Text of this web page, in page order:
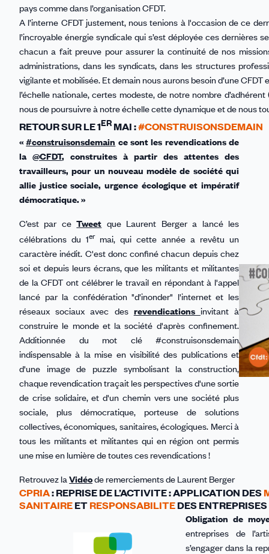
pays comme dans l’organisation CFDT.
A l’interne CFDT justement, nous tenions à l'occasion de ce
l’incroyable énergie syndicale qui s’est déployée ces dernières
chacun a fait preuve pour assurer la continuité de nos
administrations, dans les syndicats, dans les structures
vigilante et mobilisée. Et demain nous aurons besoin d’une
l’échelle nationale, certes modeste, de notre nombre
nous de poursuivre à notre échelle cette dynamique et de nous
RETOUR SUR LE 1ER MAI :#CONSTRUISONSDEMAIN
«#construisonsdemain ce sont les revendications de
la @CFDT, construites à partir des attentes des
travailleurs, pour un nouveau modèle de société qui
allie justice sociale, urgence écologique et impératif
démocratique. »
C’est par ceTweet que Laurent Berger a lancé les
célébrations du 1ermai, qui cette année a revêtu un
caractère inédit. C'est donc confiné chacun depuis chez
soi et depuis leurs écrans, que les militants et militantes
de la CFDT ont célébrer le travail en répondant à l'appel
lancé par la confédération "d'inonder" l'internet et les
réseaux sociaux avec des revendications invitant à
construire le monde et la société d'après confinement.
Additionnée du mot clé #construisonsdemain
indispensable à la mise en visibilité des publications et
d'une image de puzzle symbolisant la construction,
chaque revendication traçait les perspectives d'une sortie
de crise solidaire, et d'un chemin vers une société plus
sociale, plus démocratique, porteuse de solutions
collectives, économiques, sanitaires, écologiques. Merci à
tous les militants et militantes qui en région ont permis
une mise en lumière de toutes ces revendications !
Retrouvez laVidéode remerciements de Laurent Berger
CPRIA: REPRISE DE L’ACTIVITE : APPLICATION DES
SANITAIREET RESPONSABILITEDES
Obligation de
entreprises de
s’engager dans la